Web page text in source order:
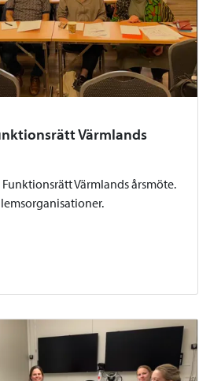
Värmlands
Värmlands årsmöte.